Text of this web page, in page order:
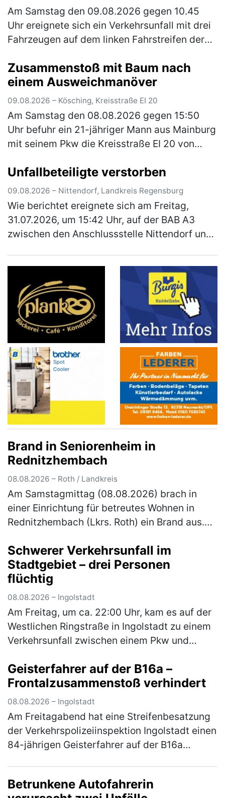
Am Samstag den 09.08.2026 gegen 10.45
Uhr ereignete sich ein Verkehrsunfall mit drei
Fahrzeugen auf dem linken Fahrstreifen der
aus Gelsenkirchen erkannte …(mehr)
Zusammenstoß mit Baum nach
einem Ausweichmanöver
09.08.2026 – Kösching, Kreisstraße EI 20
Am Samstag den 08.08.2026 gegen 15:50
Uhr befuhr ein 21-jähriger Mann aus Mainburg
mit seinem Pkw die Kreisstraße EI 20 von
Waldhaus. Der 21-Jährige scherte z…
Unfallbeteiligte verstorben
09.08.2026 – Nittendorf, Landkreis Regensburg
Wie berichtet ereignete sich am Freitag,
31.07.2026, um 15:42 Uhr, auf der BAB A3
zwischen den Anschlussstelle Nittendorf und
Brand in Seniorenheim in
Rednitzhembach
08.08.2026 – Roth / Landkreis
Am Samstagmittag (08.08.2026) brach in
einer Einrichtung für betreutes Wohnen in
Rednitzhembach (Lkrs. Roth) ein Brand aus.
werden. Eine Person erlitt schwere Ver…
(mehr)
Schwerer Verkehrsunfall im
Stadtgebiet – drei Personen
flüchtig
08.08.2026 – Ingolstadt
Am Freitag, um ca. 22:00 Uhr, kam es auf der
Westlichen Ringstraße in Ingolstadt zu einem
Verkehrsunfall zwischen einem Pkw und
Motorradfahrer schwer verletzt. Nach bi…
(mehr)
Geisterfahrer auf der B16a –
Frontalzusammenstoß verhindert
08.08.2026 – Ingolstadt
Am Freitagabend hat eine Streifenbesatzung
der Verkehrspolizeiinspektion Ingolstadt einen
84-jährigen Geisterfahrer auf der B16a
Betrunkene Autofahrerin